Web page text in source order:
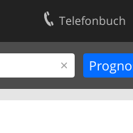
Telefonbuch